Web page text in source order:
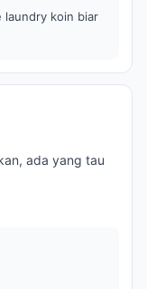
laundry koin biar
ada yang tau